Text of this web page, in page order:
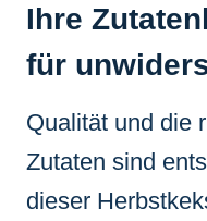
Ihre
für
Qualität und die
Zutaten sind
dieser